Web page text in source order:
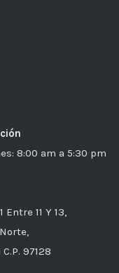
8:00 am a 5:30 pm
11 Y 13,
97128